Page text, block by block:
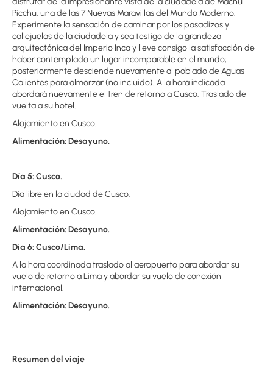
Picchu, una de las 7 Nuevas Maravillas del Mundo Moderno.
Experimente la sensación de caminar por los pasadizos y
callejuelas de la ciudadela y sea testigo de la grandeza
arquitectónica del Imperio Inca y lleve consigo la satisfacción de
haber contemplado un lugar incomparable en el mundo;
posteriormente desciende nuevamente al poblado de Aguas
Calientes para almorzar (no incluido). A la hora indicada
abordará nuevamente el tren de retorno a Cusco. Traslado de
vuelta a su hotel.
Alojamiento en Cusco.
Alimentación: Desayuno.
Día 5: Cusco.
Día libre en la ciudad de Cusco.
Alojamiento en Cusco.
Alimentación: Desayuno.
Día 6: Cusco/Lima.
A la hora coordinada traslado al aeropuerto para abordar su
vuelo de retorno a Lima y abordar su vuelo de conexión
internacional.
Alimentación: Desayuno.
Resumen del viaje